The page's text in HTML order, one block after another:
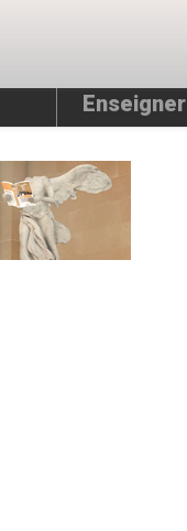
Enseigner